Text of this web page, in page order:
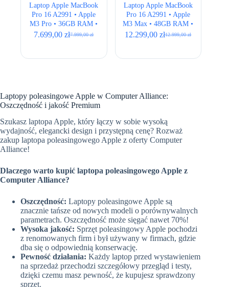
Laptop Apple MacBook
Pro 16 A2991 • Apple
M3 Pro • 36GB RAM •
512GB SSD • 16,2″
7.999,00zł
Pierwotna
wynosiła:
7.699,00zł
Aktualna
wynosi:
Laptop Apple MacBook
Pro 16 A2991 • Apple
M3 Max • 48GB RAM •
512GB SSD • 16,2″
12.999,00zł
Pierwotna
wynosiła:
12.299,00zł
Aktualna
wynosi:
Laptopy poleasingowe Apple w Computer Alliance:
Oszczędność i jakość Premium
Szukasz laptopa Apple, który łączy w sobie wysoką
wydajność, elegancki design i przystępną cenę? Rozważ
zakup laptopa poleasingowego Apple z oferty Computer
Alliance!
Dlaczego warto kupić laptopa poleasingowego Apple z
Computer Alliance?
Oszczędność: Laptopy poleasingowe Apple są
znacznie tańsze od nowych modeli o porównywalnych
parametrach. Oszczędność może sięgać nawet 70%!
Wysoka jakość: Sprzęt poleasingowy Apple pochodzi
z renomowanych firm i był używany w firmach, gdzie
dba się o odpowiednią konserwację.
Pewność działania: Każdy laptop przed wystawieniem
na sprzedaż przechodzi szczegółowy przegląd i testy,
dzięki czemu masz pewność, że kupujesz sprawdzony
sprzęt.